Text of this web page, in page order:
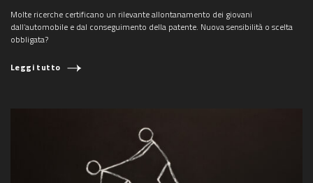
Molte ricerche certificano un rilevante allontanamento dei giovani
dall’automobile e dal conseguimento della patente. Nuova sensibilità o scelta
obbligata?
Leggi tutto
COSA STAI CERCANDO?